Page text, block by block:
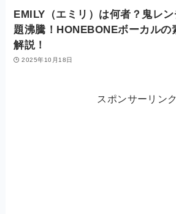
EMILY（エミリ）は何者？鬼レ
題沸騰！HONEBONEボーカルの
解説！
2025年10月18日
スポンサーリンク